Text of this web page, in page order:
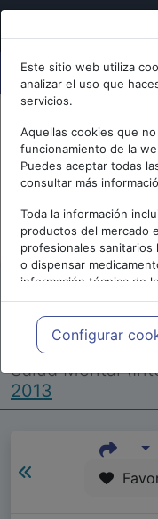
Este sitio web utiliza
analizar el uso que
servicios.
Aquellas cookies que
funcionamiento de la
Puedes aceptar todas
consultar más
Toda la información
productos del mercado
profesionales
o dispensar
información técnica de
meramente informativo,
profesionales
cada caso concreto, el
necesidades del paciente.
Configurar
Repositorio de
Internacional de
Salud Mental
2013